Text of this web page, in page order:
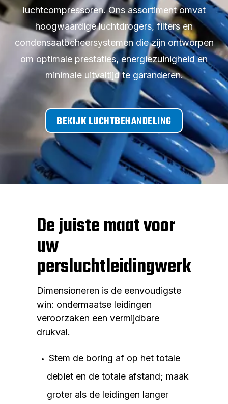
luchtcompressoren. Ons assortiment omvat
hoogwaardige luchtdrogers, filters en
condensaatbeheersystemen die zijn ontworpen
om optimale prestaties, energiezuinigheid en
minimale uitvaltijd te garanderen.
BEKIJK LUCHTBEHANDELING
De juiste maat voor
uw
persluchtleidingwerk
Dimensioneren is de eenvoudigste
win: ondermaatse leidingen
veroorzaken een vermijdbare
drukval.
Stem de boring af op het totale
debiet en de totale afstand; maak
groter als de leidingen langer